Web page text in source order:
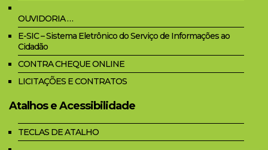
OUVIDORIA …
E-SIC – Sistema Eletrônico do Serviço de Informações ao
Cidadão
CONTRA CHEQUE ONLINE
LICITAÇÕES E CONTRATOS
Atalhos e Acessibilidade
TECLAS DE ATALHO